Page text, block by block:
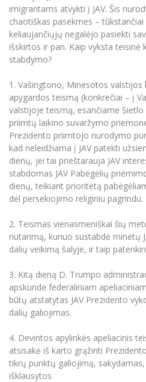
Universiteto
MRU pop
Novikas)
Neformaliuoju ir
kompetencijų
Studijų
Erasmus+
Kitos galimybės
Partnerystės
Azijos centras
Vilniaus
Frankofoniškų
Emocinė gerovė
Mokslo
Žmogaus,
Projektai
Akademinė
Mokymų LAB
Mokslo naujienos
Kasmetiniai
Veiklos
Akademinė etika
Universiteto
Atributika
Naujienos
Tarptautiškumas
Studentams
Darbuotojams
Azijos centras
Frankofoniškų
Partnerystės
Vilniaus
Darnus vystymasis
Privatumo politika
Negalia ir
Viešai
Parama Ukrainai
Korupcijos
Sūduvos
Tinklalaidės
Bakalauro studijos
Magistrantūros
Švietimo ir kultūros
Teisės LL.M.
Papildomosios
Pedagogų rengimas
Doktorantūros
Profesinės
Personalo valdymo
Privačių interesų
Studijų Moodle
Darbuotojų Moodle
Informacinė
Darbuotojų
Mokslininkų profiliai
Bendruomenės
imigrantams atvykti į JAV. Šis
chaotiškas pasekmes –
keliaujančiųjų negalėjo pasiekti
išskirtos ir pan. Kaip vyksta teisinė
stabdymo?
1. Vašingtono, Minesotos valstijos
apygardos teismą (konkrečiai – į
valstijoje teismą, esančiame
priimtų laikino suvaržymo
Prezidento priimtojo nurodymo
kad neleidžiama į JAV patekti
dienų, jei tai prieštarauja JAV
stabdomas JAV Pabėgėlių
dienų, teikiant prioritetą
dėl persekiojimo religiniu pagrindu.
2. Teismas vienasmeniškai šių
nutarimą, kuriuo sustabdė minėtų
dalių veikimą šalyje, ir taip
3. Kitą dieną D. Trumpo
apskundė federaliniam
būtų atstatytas JAV Prezidento
dalių galiojimas.
4. Devintos apylinkės apeliacinis
atsisakė iš karto grąžinti
tikrų punktų galiojimą,
išklausytos.